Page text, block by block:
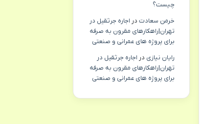
چیست؟
خرمن سعادتدر اجاره جرثقیل در
تهران|راهکارهای مقرون به صرفه
برای پروژه های عمرانی و صنعتی
رایان نیازی در اجاره جرثقیل در
تهران|راهکارهای مقرون به صرفه
برای پروژه های عمرانی و صنعتی